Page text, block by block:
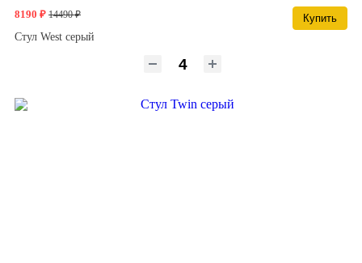
8190 ₽ 14490 ₽
Купить
Стул West серый